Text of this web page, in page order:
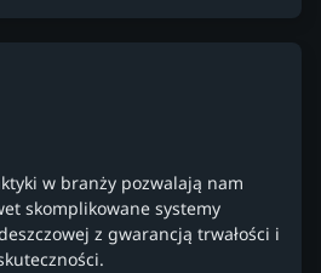
w branży pozwalają nam
skomplikowane systemy
z gwarancją trwałości i